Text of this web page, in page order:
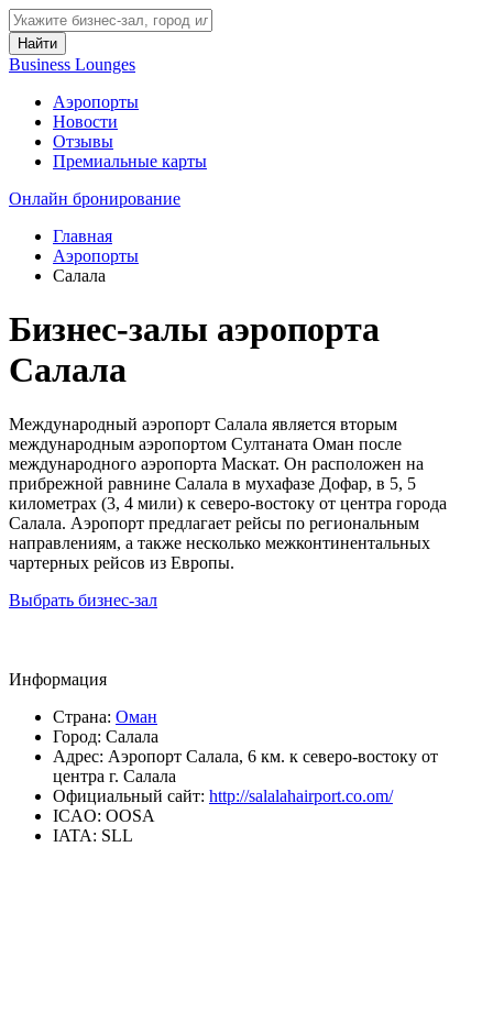
Найти
Business Lounges
Аэропорты
Новости
Отзывы
Премиальные карты
Онлайн бронирование
Главная
Аэропорты
Салала
Бизнес-залы аэропорта
Салала
Международный аэропорт Салала является вторым
международным аэропортом Султаната Оман после
международного аэропорта Маскат. Он расположен на
прибрежной равнине Салала в мухафазе Дофар, в 5, 5
километрах (3, 4 мили) к северо-востоку от центра города
Салала. Аэропорт предлагает рейсы по региональным
направлениям, а также несколько межконтинентальных
чартерных рейсов из Европы.
Выбрать бизнес-зал
Информация
Страна: Оман
Город: Салала
Адрес: Аэропорт Салала, 6 км. к северо-востоку от
центра г. Салала
Официальный сайт: http://salalahairport.co.om/
ICAO: OOSA
IATA: SLL